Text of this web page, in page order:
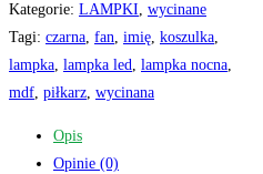
NOCNA
LED
Piłka
Nożna
piłkarska
Kategorie: LAMPKI, wycinane
Tagi: czarna, fan, imię, koszulka,
lampka, lampka led, lampka nocna,
mdf, piłkarz, wycinana
Opis
Opinie (0)